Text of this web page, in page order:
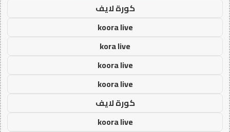
كورة لايف
koora live
kora live
koora live
koora live
كورة لايف
koora live